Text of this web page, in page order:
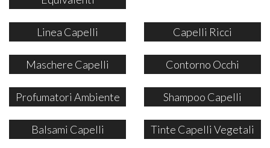
Linea Capelli Capelli Ricci
Maschere Capelli Contorno Occhi
Profumatori Ambiente Shampoo Capelli
Balsami Capelli Tinte Capelli Vegetali